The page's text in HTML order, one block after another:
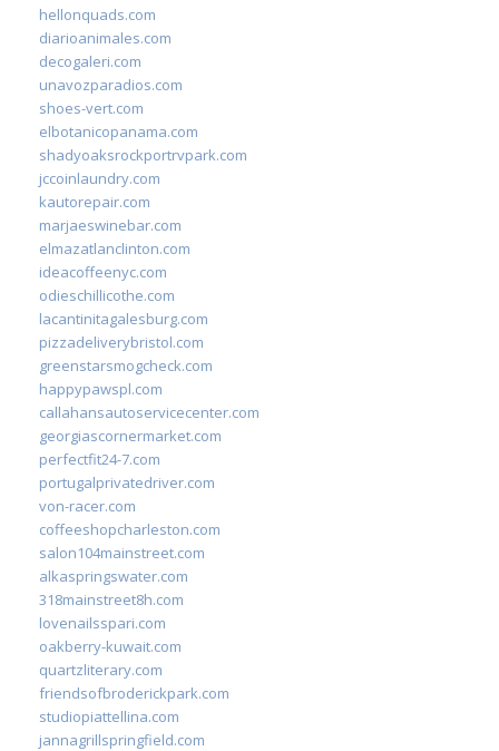
hellonquads.com
diarioanimales.com
decogaleri.com
unavozparadios.com
shoes-vert.com
elbotanicopanama.com
shadyoaksrockportrvpark.com
jccoinlaundry.com
kautorepair.com
marjaeswinebar.com
elmazatlanclinton.com
ideacoffeenyc.com
odieschillicothe.com
lacantinitagalesburg.com
pizzadeliverybristol.com
greenstarsmogcheck.com
happypawspl.com
callahansautoservicecenter.com
georgiascornermarket.com
perfectfit24-7.com
portugalprivatedriver.com
von-racer.com
coffeeshopcharleston.com
salon104mainstreet.com
alkaspringswater.com
318mainstreet8h.com
lovenailsspari.com
oakberry-kuwait.com
quartzliterary.com
friendsofbroderickpark.com
studiopiattellina.com
jannagrillspringfield.com